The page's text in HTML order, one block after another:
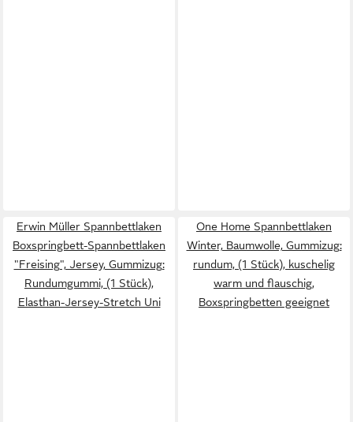
Erwin Müller Spannbettlaken
Boxspringbett-Spannbettlaken
"Freising", Jersey, Gummizug:
Rundumgummi, (1 Stück),
Elasthan-Jersey-Stretch Uni
One Home Spannbettlaken
Winter, Baumwolle, Gummizug:
rundum, (1 Stück), kuschelig
warm und flauschig,
Boxspringbetten geeignet